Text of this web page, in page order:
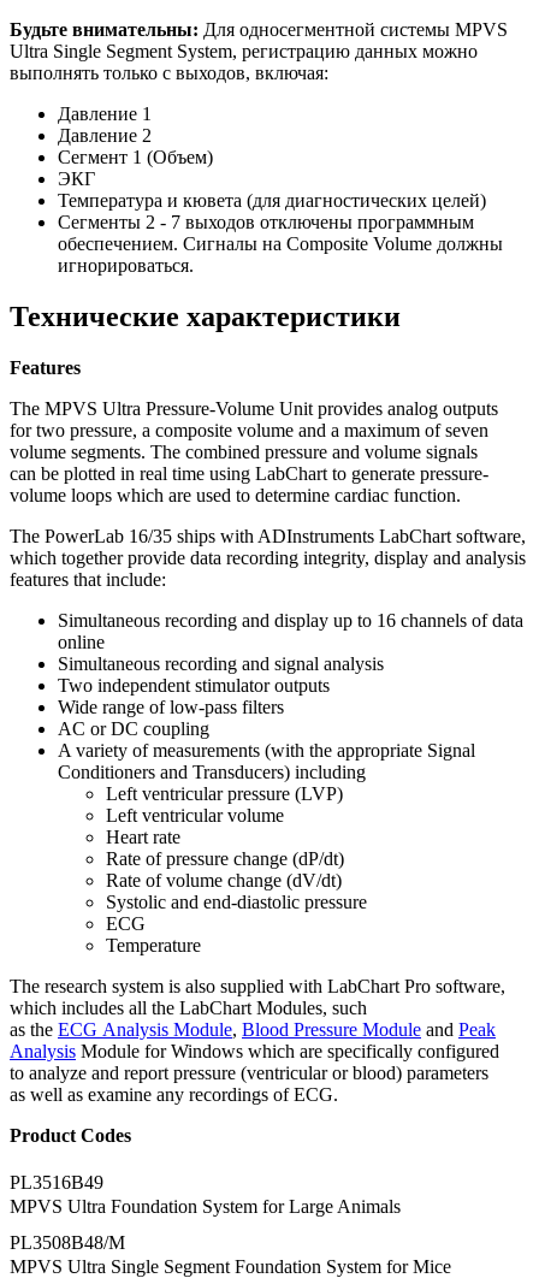
Будьте внимательны: Для односегментной системы MPVS
Ultra Single Segment System, регистрацию данных можно
выполнять только с выходов, включая:
Давление 1
Давление 2
Сегмент 1 (Объем)
ЭКГ
Температура и кювета (для диагностических целей)
Сегменты 2 - 7 выходов отключены программным
обеспечением. Сигналы на Composite Volume должны
игнорироваться.
Технические характеристики
Features
The MPVS Ultra Pressure-Volume Unit provides analog outputs
for two pressure, a composite volume and a maximum of seven
volume segments. The combined pressure and volume signals
can be plotted in real time using LabChart to generate pressure-
volume loops which are used to determine cardiac function.
The PowerLab 16/35 ships with ADInstruments LabChart software,
which together provide data recording integrity, display and analysis
features that include:
Simultaneous recording and display up to 16 channels of data
online
Simultaneous recording and signal analysis
Two independent stimulator outputs
Wide range of low-pass filters
AC or DC coupling
A variety of measurements (with the appropriate Signal
Conditioners and Transducers) including
Left ventricular pressure (LVP)
Left ventricular volume
Heart rate
Rate of pressure change (dP/dt)
Rate of volume change (dV/dt)
Systolic and end-diastolic pressure
ECG
Temperature
The research system is also supplied with LabChart Pro software,
which includes all the LabChart Modules, such
as the ECG Analysis Module, Blood Pressure Module and Peak
Analysis Module for Windows which are specifically configured
to analyze and report pressure (ventricular or blood) parameters
as well as examine any recordings of ECG.
Product Codes
PL3516B49
MPVS Ultra Foundation System for Large Animals
PL3508B48/M
MPVS Ultra Single Segment Foundation System for Mice